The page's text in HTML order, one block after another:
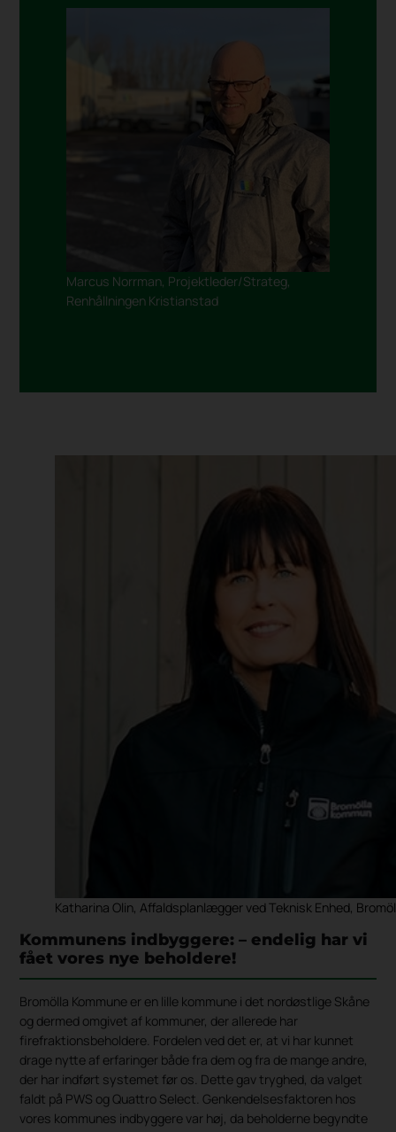
Marcus Norrman, Projektleder/Strateg,
Renhållningen Kristianstad
Katharina Olin, Affaldsplanlægger ved Teknisk Enhed,
Kommunens indbyggere: – endelig har vi
fået vores nye beholdere!
Bromölla Kommune er en lille kommune i det nordøstlige Skåne
og dermed omgivet af kommuner, der allerede har
firefraktionsbeholdere. Fordelen ved det er, at vi har kunnet
drage nytte af erfaringer både fra dem og fra de mange andre,
der har indført systemet før os. Dette gav tryghed, da valget
faldt på PWS og Quattro Select. Genkendelsesfaktoren hos
vores kommunes indbyggere var høj, da beholderne begyndte